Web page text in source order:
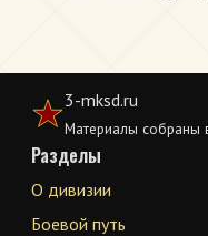
3-mksd.ru
Материалы собраны
Разделы
О дивизии
Боевой путь